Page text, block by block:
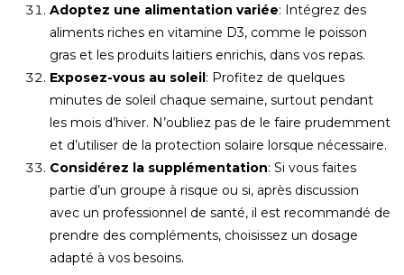
Adoptez une alimentation variée: Intégrez des
aliments riches en vitamine D3, comme le poisson
gras et les produits laitiers enrichis, dans vos repas.
Exposez-vous au soleil: Profitez de quelques
minutes de soleil chaque semaine, surtout pendant
les mois d’hiver. N’oubliez pas de le faire prudemment
et d’utiliser de la protection solaire lorsque nécessaire.
Considérez la supplémentation: Si vous faites
partie d’un groupe à risque ou si, après discussion
avec un professionnel de santé, il est recommandé de
prendre des compléments, choisissez un dosage
adapté à vos besoins.